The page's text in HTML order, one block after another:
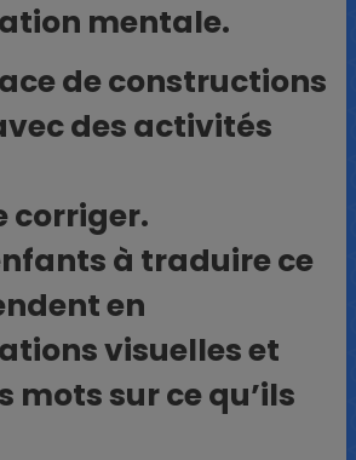
mentale.
de constructions
des activités
corriger.
à traduire ce
en
visuelles et
mots sur ce qu’ils